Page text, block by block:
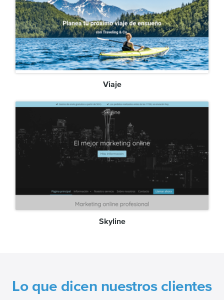
Viaje
Skyline
Lo que dicen nuestros clientes